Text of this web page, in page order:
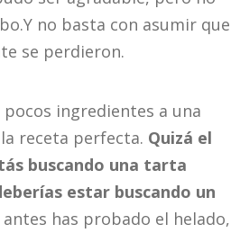
no basta con asumir que
se perdieron.
ingredientes a una
receta perfecta. Quizá el
buscando una tarta
estar buscando un
antes has probado el helado,